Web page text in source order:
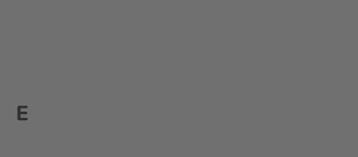
E